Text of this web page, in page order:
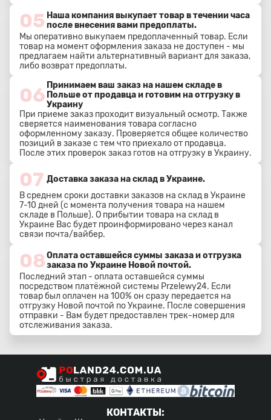
05 Наша компания выкупает товар в течении часа
после внесения вами предоплаты.
Мы оперативно выкупаем предоплаченный товар. Если
товар на момент оформления заказа не доступен - мы
предлагаем найти альтернативный вариант для заказа,
либо возврат предоплаты.
06 Принимаем ваш заказ на нашем складе в
Польше от продавца и готовим на отгрузку в
Украину
При приеме заказ проходит визуальный осмотр. Также
сверяется наименования товара согласно
оформленному заказу. Проверяется общее количество
позиций в заказе с тем что приехало от продавца.
После этих проверок заказ готов на отгрузку в Украину.
07 Доставка заказа на склад в Украине.
В среднем сроки доставки заказов на склад в Украине
7-10 дней (с момента получения товара на нашем
складе в Польше). О прибытии товара на склад в
Украине Вас будет проинформировано через канал
связи почта/вайбер.
08Оплата оставшейся суммы заказа и отгрузка
заказа по Украине Новой почтой.
Последний этап - оплата оставшейся суммы
посредством платёжной системы Przelewy24. Если
товар был оплачен на 100% он сразу передается на
отгрузку Новой почтой по Украине. После совершения
отправки - Вам будет предоставлен трек-номер для
отслеживания заказа.
КОНТАКТЫ :